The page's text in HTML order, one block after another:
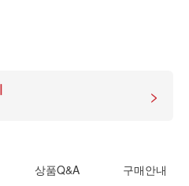
>
상품Q&A 구매안내